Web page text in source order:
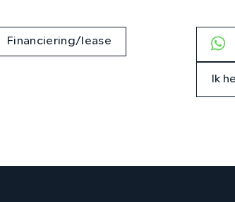
Ik
Financiering/lease